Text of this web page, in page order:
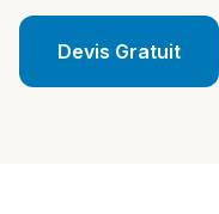
Blog
Devis Gratuit